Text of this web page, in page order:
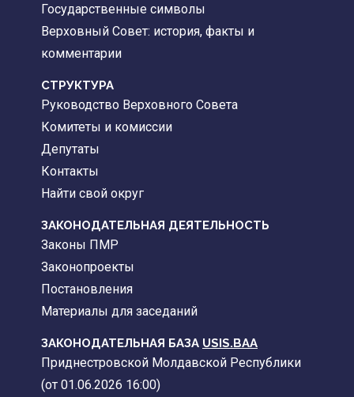
Государственные символы
Верховный Совет: история, факты и
комментарии
CТРУКТУРА
Руководство Верховного Совета
Комитеты и комиссии
Депутаты
Контакты
Найти свой округ
ЗАКОНОДАТЕЛЬНАЯ ДЕЯТЕЛЬНОСТЬ
Законы ПМР
Законопроекты
Постановления
Материалы для заседаний
ЗАКОНОДАТЕЛЬНАЯ БАЗА USIS.BAA
Приднестровской Молдавской Республики
(от 01.06.2026 16:00)